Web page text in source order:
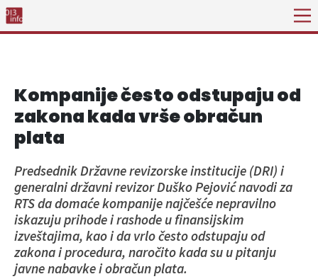
Kompanije često odstupaju od
zakona kada vrše obračun
plata
Predsednik Državne revizorske institucije (DRI) i
generalni državni revizor Duško Pejović navodi za
RTS da domaće kompanije najčešće nepravilno
iskazuju prihode i rashode u finansijskim
izveštajima, kao i da vrlo često odstupaju od
zakona i procedura, naročito kada su u pitanju
javne nabavke i obračun plata.